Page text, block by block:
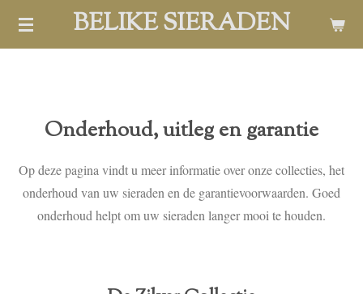
Ga
BELIKE SIERADEN
Onderhoud, uitleg en garantie
Op deze pagina vindt u meer informatie over onze collecties, het
onderhoud van uw sieraden en de garantievoorwaarden. Goed
onderhoud helpt om uw sieraden langer mooi te houden.